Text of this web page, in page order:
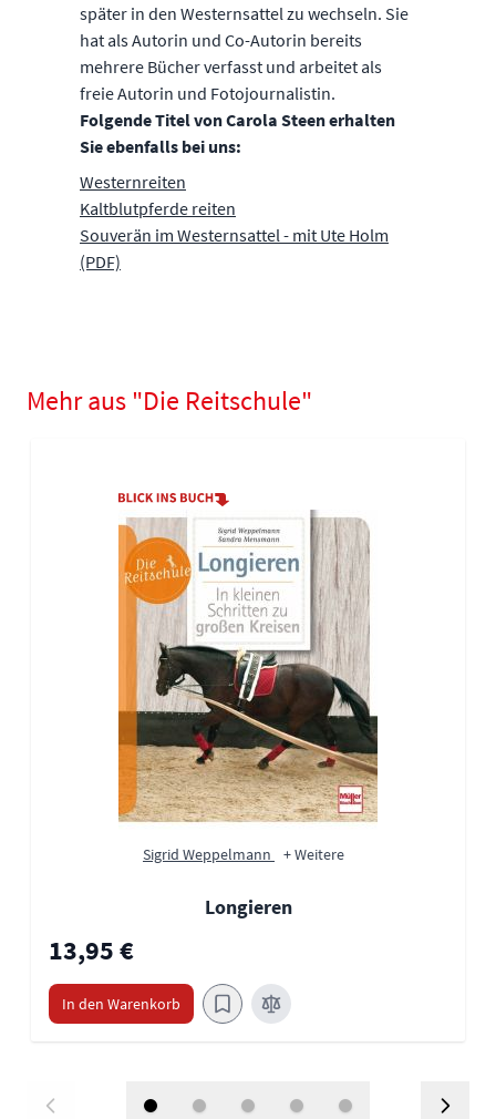
später in den Westernsattel zu wechseln. Sie
hat als Autorin und Co-Autorin bereits
mehrere Bücher verfasst und arbeitet als
freie Autorin und Fotojournalistin.
Folgende Titel von Carola Steen erhalten
Sie ebenfalls bei uns:
Westernreiten
Kaltblutpferde reiten
Souverän im Westernsattel - mit Ute Holm
(PDF)
Mehr aus "Die Reitschule"
Sigrid Weppelmann + Weitere
Longieren
13,95 €
In den Warenkorb